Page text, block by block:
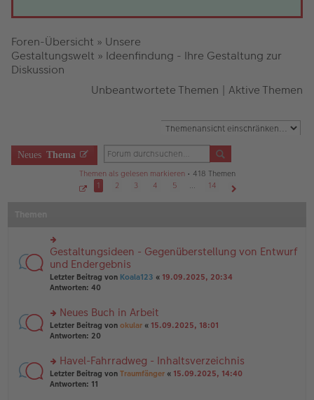
Foren-Übersicht » Unsere
Gestaltungswelt » Ideenfindung - Ihre Gestaltung zur
Diskussion
Unbeantwortete Themen | Aktive Themen
Neues Thema
Themen als gelesen markieren• 418 Themen
o
1
4
1 2 3 4 5 …
14
rs
te
r
u
n
el
es
e
B
ei
tr
Gestaltungsideen - Gegenüberstellung von Entwurf
und Endergebnis
Letzter Beitrag von Koala123 « 19.09.2025, 20:34
Antworten: 40
rs
te
n
g
el
Neues Buch in Arbeit
Letzter Beitrag von okular « 15.09.2025, 18:01
Antworten: 20
rs
te
Havel-Fahrradweg - Inhaltsverzeichnis
Letzter Beitrag von Traumfänger « 15.09.2025, 14:40
Antworten: 11